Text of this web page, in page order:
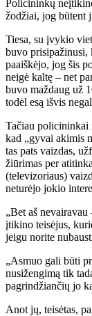
Policininkų
žodžiai, jog būtent
Tiesa, su įvykio
buvo prisipažinusi,
paaiškėjo, jog šis
neigė kaltę – net
buvo maždaug už
todėl esą išvis
Tačiau policininkai
kad „gyvai akimis
tas pats vaizdas,
žiūrimas per
(televizoriaus)
neturėjo jokio
„Bet aš
įtikino teisėjus,
jeigu norite
„Asmuo gali būti
nusižengimą tik
pagrindžiančių jo
Anot jų, teisėtas,